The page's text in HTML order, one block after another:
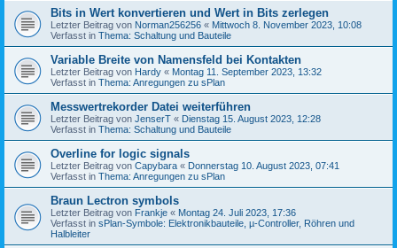
Bits in Wert konvertieren und Wert in Bits zerlegen
Letzter Beitrag von Norman256256 « Mittwoch 8. November 2023, 10:08
Verfasst in Thema: Schaltung und Bauteile
Variable Breite von Namensfeld bei Kontakten
Letzter Beitrag von Hardy « Montag 11. September 2023, 13:32
Verfasst in Thema: Anregungen zu sPlan
Messwertrekorder Datei weiterführen
Letzter Beitrag von JenserT « Dienstag 15. August 2023, 12:28
Verfasst in Thema: Schaltung und Bauteile
Overline for logic signals
Letzter Beitrag von Capybara « Donnerstag 10. August 2023, 07:41
Verfasst in Thema: Anregungen zu sPlan
Braun Lectron symbols
Letzter Beitrag von Frankje « Montag 24. Juli 2023, 17:36
Verfasst in sPlan-Symbole: Elektronikbauteile, µ-Controller, Röhren und
Halbleiter